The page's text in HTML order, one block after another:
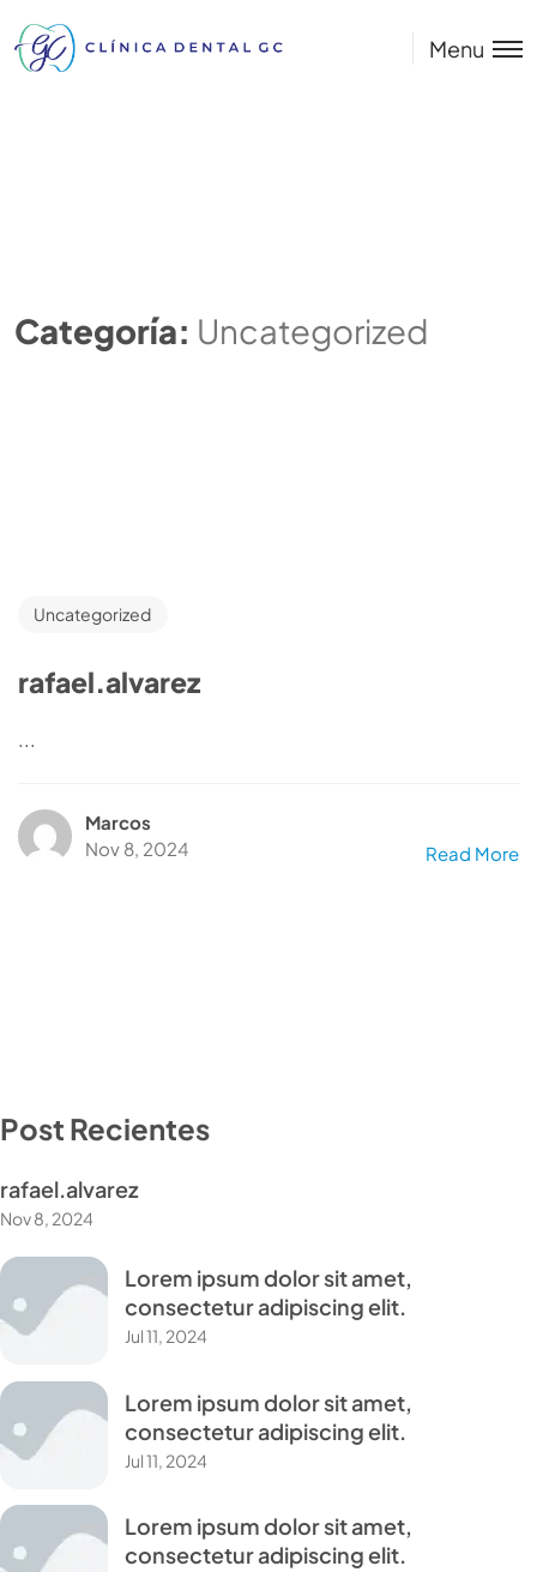
Menu
Categoría: Uncategorized
Uncategorized
rafael.alvarez
...
Marcos
Nov 8, 2024
Read More
Post Recientes
rafael.alvarez
Nov 8, 2024
Lorem ipsum dolor sit amet,
consectetur adipiscing elit.
Jul 11, 2024
Lorem ipsum dolor sit amet,
consectetur adipiscing elit.
Jul 11, 2024
Lorem ipsum dolor sit amet,
consectetur adipiscing elit.